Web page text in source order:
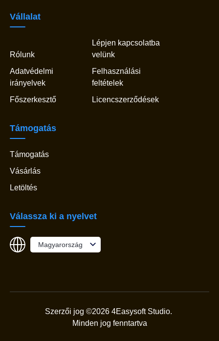
Vállalat
Rólunk
Lépjen kapcsolatba
velünk
Adatvédelmi
irányelvek
Felhasználási
feltételek
Főszerkesztő
Licencszerződések
Támogatás
Támogatás
Vásárlás
Letöltés
Válassza ki a nyelvet
Magyarország
Szerzői jog ©2026 4Easysoft Studio.
Minden jog fenntartva